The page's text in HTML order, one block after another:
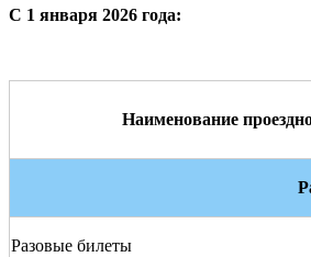
C 1 января 2026 года:
Наименование
Разовые билеты